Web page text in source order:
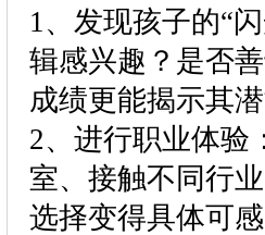
1、发现孩子的“
辑感兴趣？是否
成绩更能揭示其
2、进行职业体验
室、接触不同行
选择变得具体可